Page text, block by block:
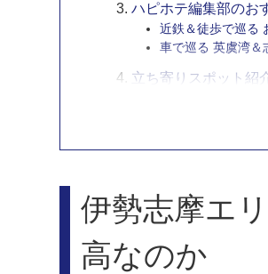
ハピホテ編集部のお
近鉄＆徒歩で巡る
車で巡る 英虞湾＆
立ち寄りスポット紹
ホテル リバーサイド
Carrot ISE
露天・サウナでリフ
HOTEL Satis（伊勢
伊勢志摩エ
高なのか